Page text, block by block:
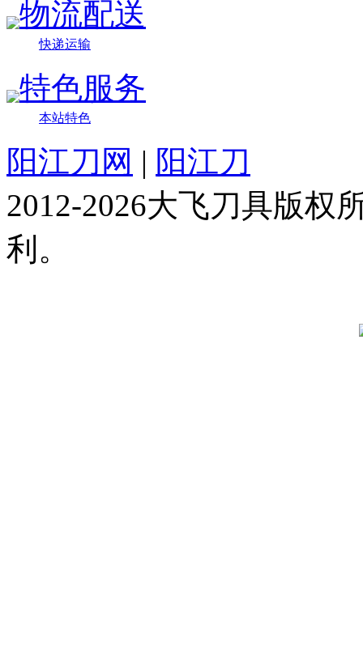
物流配送
快递运输
特色服务
本站特色
阳江刀网 | 阳江刀
2012-2026大飞刀具版权
利。